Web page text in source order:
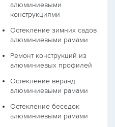
алюминиевыми
конструкциями
Остекление зимних садов
алюминиевыми рамами
Ремонт конструкций из
алюминиевых профилей
Остекление веранд
алюминиевыми рамами
Остекление беседок
алюминиевыми рамами